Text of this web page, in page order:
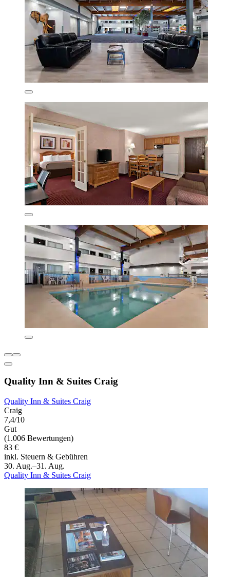
Quality Inn & Suites Craig
Quality Inn & Suites Craig
Craig
7,4/10
Gut
(1.006 Bewertungen)
83 €
inkl. Steuern & Gebühren
30. Aug.–31. Aug.
Quality Inn & Suites Craig